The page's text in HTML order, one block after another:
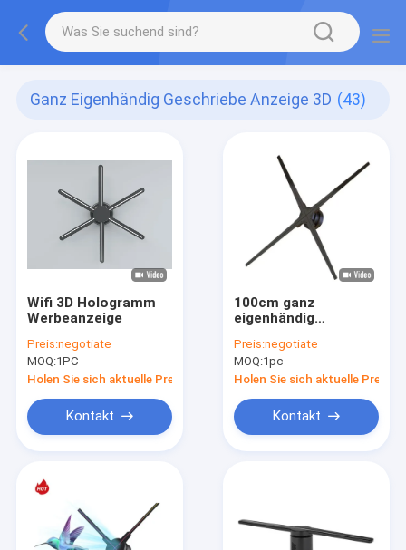
Ganz Eigenhändig Geschriebe Anzeige 3D (43)
Wifi 3D Hologramm
Werbeanzeige
Preis:negotiate
MOQ:1PC
Holen Sie sich aktuelle Preis
Kontakt
100cm ganz
eigenhändig
3D
Preis:negotiate
MOQ:1pc
Holen Sie sich aktuelle Preis
Kontakt